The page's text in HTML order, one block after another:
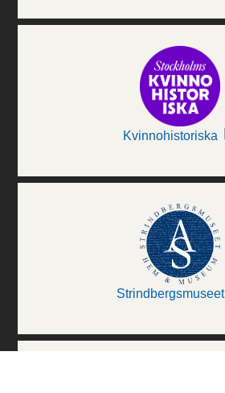
Kvinnohistoriska
Strindbergsmuseet